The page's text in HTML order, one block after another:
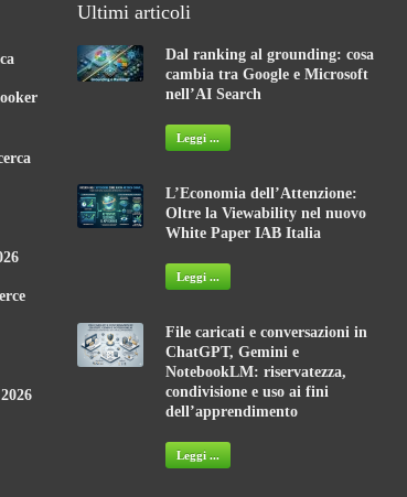
cambia tra Google e Microsoft
nell’AI Search
Oltre la Viewability nel nuovo
White Paper IAB Italia
ChatGPT, Gemini e
NotebookLM: riservatezza,
condivisione e uso ai fini
dell’apprendimento